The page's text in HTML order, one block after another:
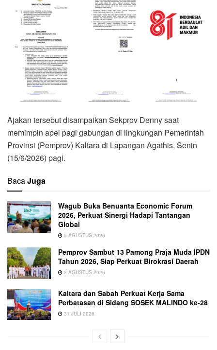
Ajakan tersebut disampaikan Sekprov Denny saat
memimpin apel pagi gabungan di lingkungan Pemerintah
Provinsi (Pemprov) Kaltara di Lapangan Agathis, Senin
(15/6/2026) pagi.
BacaJuga
Wagub Buka Benuanta Economic Forum
2026, Perkuat Sinergi Hadapi Tantangan
Global
5 AGUSTUS 2026
Pemprov Sambut 13 Pamong Praja Muda IPDN
Tahun 2026, Siap Perkuat Birokrasi Daerah
2 AGUSTUS 2026
Kaltara dan Sabah Perkuat Kerja Sama
Perbatasan di Sidang SOSEK MALINDO ke-28
31 JULI 2026